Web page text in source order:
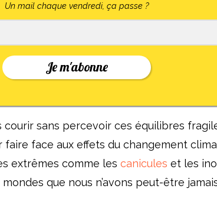
Un mail chaque vendredi, ça passe ?
Je m'abonne
courir sans percevoir ces équilibres
face aux effets du changement
extrêmes comme les canicules et les
que nous n’avons peut-être